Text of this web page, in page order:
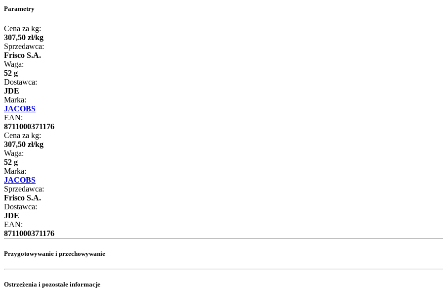
Parametry
Cena za kg:
307,50 zł/kg
Sprzedawca:
Frisco S.A.
Waga:
52 g
Dostawca:
JDE
Marka:
JACOBS
EAN:
8711000371176
Cena za kg:
307,50 zł/kg
Waga:
52 g
Marka:
JACOBS
Sprzedawca:
Frisco S.A.
Dostawca:
JDE
EAN:
8711000371176
Przygotowywanie i przechowywanie
Ostrzeżenia i pozostałe informacje